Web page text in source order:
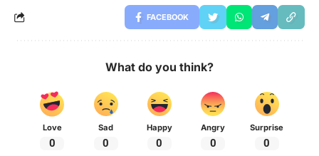
FACEBOOK
What do you think?
Love
0
Sad
0
Happy
0
Angry
0
Surprise
0